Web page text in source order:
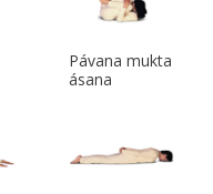
Pávana mukta
ásana